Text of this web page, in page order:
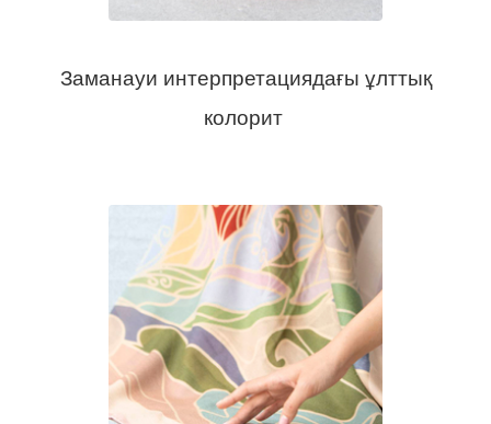
Заманауи интерпретациядағы ұлттық
колорит